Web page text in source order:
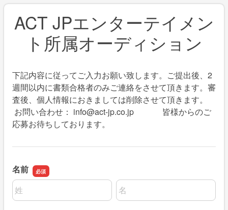
ACT JPエンターテイメン
ト所属オーディション
下記内容に従ってご入力お願い致します。ご提出後、2
週間以内に書類合格者のみご連絡をさせて頂きます。審
査後、個人情報におきましては削除させて頂きます。
お問い合わせ： info@act-jp.co.jp 皆様からのご
応募お待ちしております。
名前
名前の姓
名前の名